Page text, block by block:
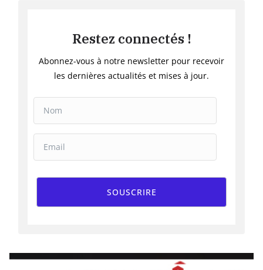
Restez connectés !
Abonnez-vous à notre newsletter pour recevoir
les dernières actualités et mises à jour.
SOUSCRIRE